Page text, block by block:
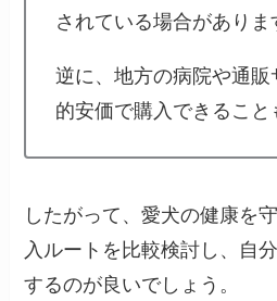
されている場合がありま
逆に、地方の病院や通
的安価で購入できること
したがって、愛犬の健康を
入ルートを比較検討し、自
するのが良いでしょう。